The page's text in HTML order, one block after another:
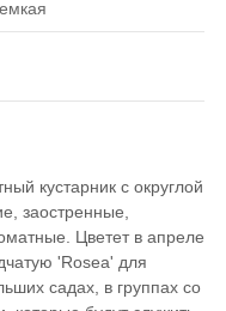
кустарник с округлой
заостренные,
Цветет в апреле
'Rosea' для
садах, в группах со